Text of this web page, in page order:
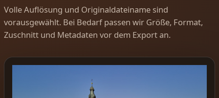
Volle Auflösung und Originaldateiname sind
vorausgewählt. Bei Bedarf passen wir Größe, Format,
Zuschnitt und Metadaten vor dem Export an.